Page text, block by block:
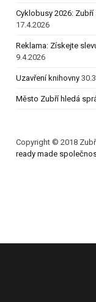
Cyklobusy 2026:
17.4.2026
Reklama: Získejte
9.4.2026
Uzavření knihovny
Město Zubří hledá
Copyright © 2018
ready made